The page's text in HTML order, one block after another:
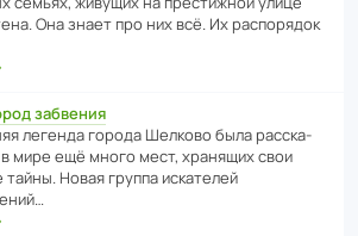
Она знает про них всё. Их распо­рядок
забвения
легенда города Шелково была расска­
мире ещё много мест, хранящих свои
Новая группа иска­телей